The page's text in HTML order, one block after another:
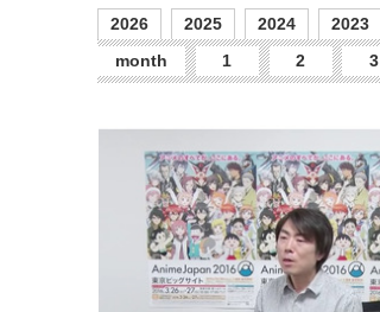
2026 2025 2024 2023
month
1 2 3